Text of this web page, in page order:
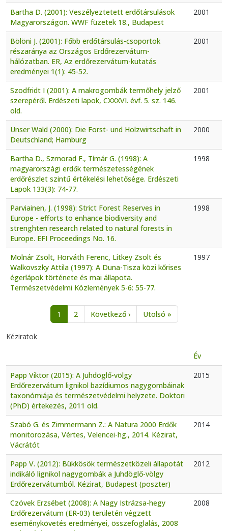
Bartha D. (2001): Veszélyeztetett erdőtársulások
Magyarországon. WWF füzetek 18., Budapest
2001
Bölöni J. (2001): Főbb erdőtársulás-csoportok
részaránya az Országos Erdőrezervátum-
hálózatban. ER, Az erdőrezervátum-kutatás
eredményei 1(1): 45-52.
2001
Szodfridt I (2001): A makrogombák termőhely jelző
szerepéről. Erdészeti lapok, CXXXVI. évf. 5. sz. 146.
old.
2001
Unser Wald (2000): Die Forst- und Holzwirtschaft in
Deutschland; Hamburg
2000
Bartha D., Szmorad F., Tímár G. (1998): A
magyarországi erdők természetességének
erdőrészlet szintű értékelési lehetősége. Erdészeti
Lapok 133(3): 74-77.
1998
Parviainen, J. (1998): Strict Forest Reserves in
Europe - efforts to enhance biodiversity and
strenghten research related to natural forests in
Europe. EFI Proceedings No. 16.
1998
Molnár Zsolt, Horváth Ferenc, Litkey Zsolt és
Walkovszky Attila (1997): A Duna-Tisza közi kőrises
égerlápok története és mai állapota.
Természetvédelmi Közlemények 5-6: 55-77.
1997
Oldalszámozás
1 2 Következő ›Következő oldal
Utolsó »Utolsó oldal
Kéziratok
Év
Papp Viktor (2015): A Juhdöglő-völgy
Erdőrezervátum lignikol bazídiumos nagygombáinak
taxonómiája és természetvédelmi helyzete. Doktori
(PhD) értekezés, 2011 old.
2015
Szabó G. és Zimmermann Z.: A Natura 2000 Erdők
monitorozása, Vértes, Velencei-hg., 2014. Kézirat,
Vácrátót
2014
Papp V. (2012): Bükkösök természetközeli állapotát
indikáló lignikol nagygombák a Juhdöglő-völgy
Erdőrezervátumból. Kézirat, Budapest (poszter)
2012
Czövek Erzsébet (2008): A Nagy Istrázsa-hegy
Erdőrezervátum (ER-03) területén végzett
eseménykövetés eredményei, összefoglalás, 2008
2008